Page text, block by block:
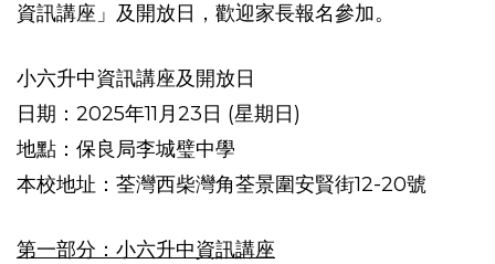
資訊講座」及開放日，歡迎家長報名參加。
小六升中資訊講座及開放日
日期：2025年11月23日 (星期日)
地點：保良局李城璧中學
本校地址：荃灣西柴灣角荃景圍安賢街12-20號
第一部分：小六升中資訊講座